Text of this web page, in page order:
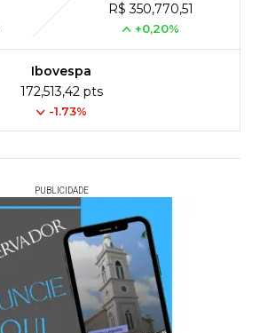
R$ 350,770,51
+0,20%
Ibovespa
172,513,42 pts
-1.73%
PUBLICIDADE